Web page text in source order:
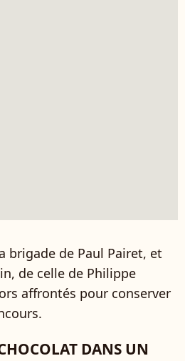
brigade de Paul Pairet, et
de celle de Philippe
affrontés pour conserver
DANS UN